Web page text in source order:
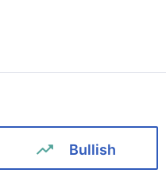
Bullish